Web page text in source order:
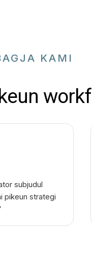
KAMI
subjudul
pikeun strategi